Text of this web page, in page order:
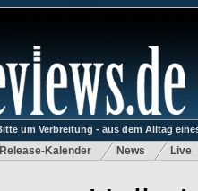
um Verbreitung - aus dem Alltag
Release-Kalender News Live